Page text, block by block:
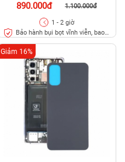
890.000đ 1.100.000đ
1 - 2 giờ
Bảo hành bụi bọt vĩnh viễn, bao
Giảm 16%